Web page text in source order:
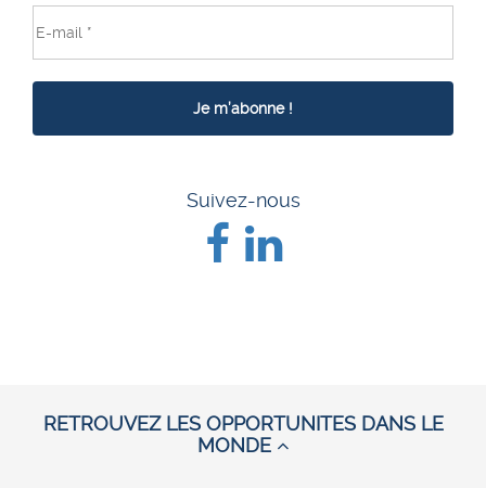
Suivez-nous
RETROUVEZ LES OPPORTUNITES DANS LE
MONDE